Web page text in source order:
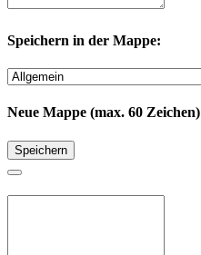
Speichern in der Mappe:
Neue Mappe (max. 60 Zeichen)
Speichern